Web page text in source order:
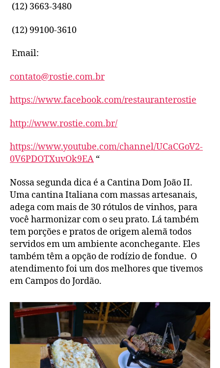
(12) 3663-3480
(12) 99100-3610
Email:
contato@rostie.com.br
https://www.facebook.com/restauranterostie
http://www.rostie.com.br/
https://www.youtube.com/channel/UCaCGoV2-
0V6PDOTXuvOk9EA “
Nossa segunda dica é a Cantina Dom João II.
Uma cantina Italiana com massas artesanais,
adega com mais de 30 rótulos de vinhos, para
você harmonizar com o seu prato. Lá também
tem porções e pratos de origem alemã todos
servidos em um ambiente aconchegante. Eles
também têm a opção de rodízio de fondue. O
atendimento foi um dos melhores que tivemos
em Campos do Jordão.